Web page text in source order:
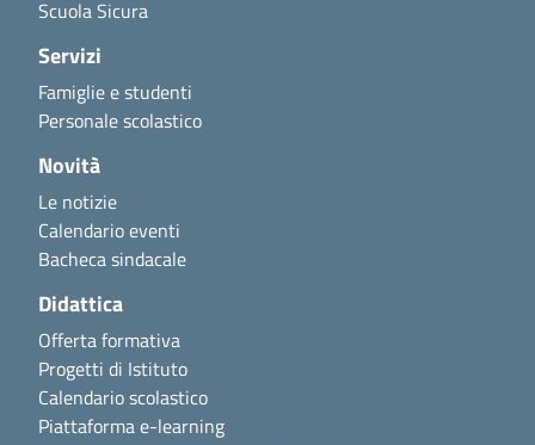
Scuola Sicura
Servizi
Famiglie e studenti
Personale scolastico
Novità
Le notizie
Calendario eventi
Bacheca sindacale
Didattica
Offerta formativa
Progetti di Istituto
Calendario scolastico
Piattaforma e-learning